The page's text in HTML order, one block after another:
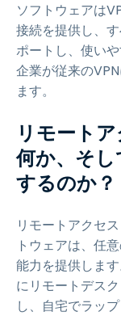
ソフトウェアは
接続を提供し、
ポートし、使い
企業が従来の
ます。
リモート
何か、そ
するのか？
リモートアクセ
トウェアは、任
能力を提供しま
にリモートデス
し、自宅でラッ